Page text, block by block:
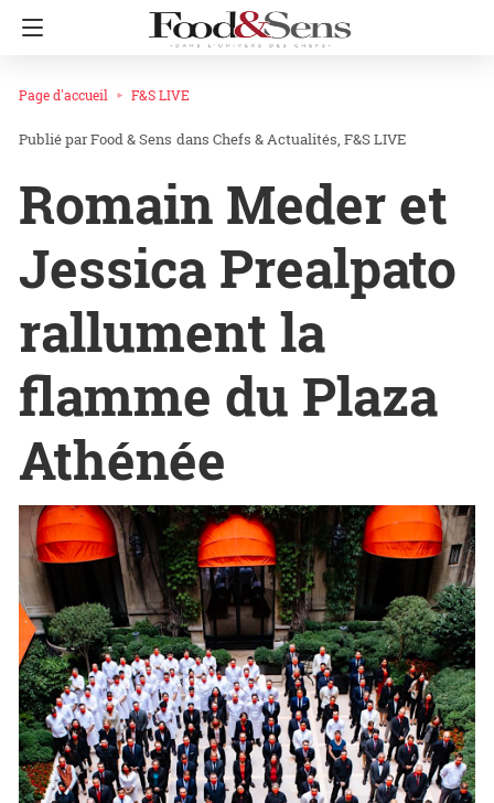
Page d'accueil F&S LIVE
Food & Sens dans Chefs & Actualités F&S LIVE
Romain Meder et
Jessica Prealpato
rallument la
flamme du Plaza
Athénée